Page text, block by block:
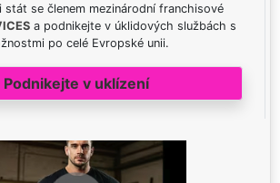
se členem mezinárodní franchisové
a podnikejte v úklidových službách s
po celé Evropské unii.
Podnikejte v uklízení